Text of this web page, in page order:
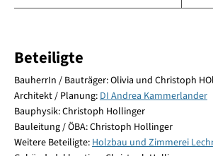
Beteiligte
BauherrIn / Bauträger: Olivia und Christoph
Architekt / Planung: DI Andrea Kammerlander
Bauphysik: Christoph Hollinger
Bauleitung / ÖBA: Christoph Hollinger
Weitere Beteiligte: Holzbau und Zimmerei